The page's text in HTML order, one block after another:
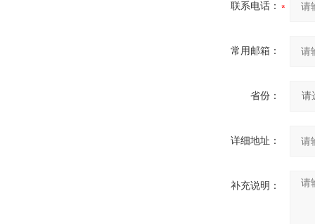
联系电话：
常用邮箱：
省份：
详细地址：
补充说明：